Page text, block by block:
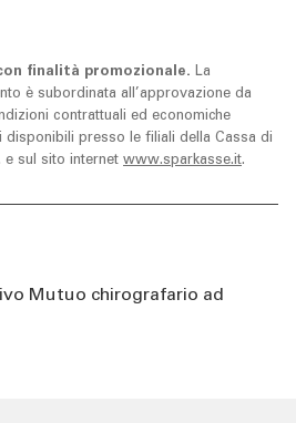
finalità promozionale. La
è subordinata all’approvazione da
contrattuali ed economiche
presso le filiali della Cassa di
e sul sito internet www.sparkasse.it.
Mutuo chirografario ad